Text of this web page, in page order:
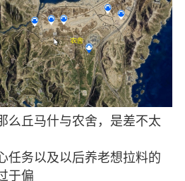
到 每日排行
品显示自动发
么丘马什与农舍，是差不太
任务以及以后养老想拉料的
于偏